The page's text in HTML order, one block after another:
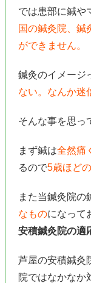
では患部に鍼や
国の鍼灸院、鍼
ができません。
鍼灸のイメージ
ない。なんか迷
そんな事を思っ
まず鍼は全然痛
るので5歳ほど
また当鍼灸院の
なものになって
安積鍼灸院の適
芦屋の安積鍼灸
院ではなかなか